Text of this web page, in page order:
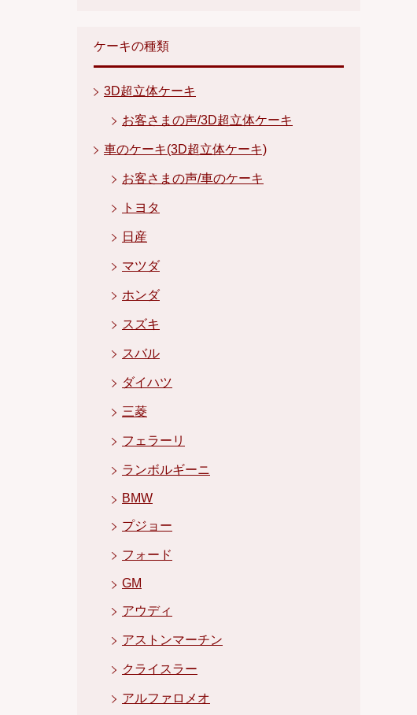
ケーキの種類
3D超立体ケーキ
お客さまの声/3D超立体ケーキ
車のケーキ(3D超立体ケーキ)
お客さまの声/車のケーキ
トヨタ
日産
マツダ
ホンダ
スズキ
スバル
ダイハツ
三菱
フェラーリ
ランボルギーニ
BMW
プジョー
フォード
GM
アウディ
アストンマーチン
クライスラー
アルファロメオ